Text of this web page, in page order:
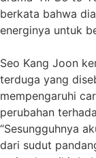
berkata bahwa
energinya untuk
Seo Kang Joon
terduga yang
mempengaruhi
perubahan
“Sesungguhnya
dari sudut